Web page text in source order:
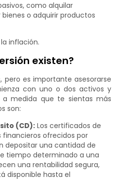
como alquilar
o adquirir productos
inflación.
existen?
pero es importante asesorarse
con uno o dos activos y
medida que te sientas más
son:
(CD): Los certificados de
ofrecidos por
depositar una cantidad de
tiempo determinado a una
una rentabilidad segura,
disponible hasta el